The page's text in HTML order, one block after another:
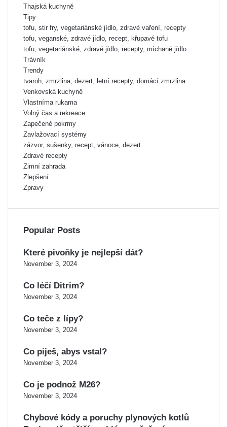
Thajská kuchyně
Tipy
tofu, stir fry, vegetariánské jídlo, zdravé vaření, recepty
tofu, veganské, zdravé jídlo, recept, křupavé tofu
tofu, vegetariánské, zdravé jídlo, recepty, míchané jídlo
Trávník
Trendy
tvaroh, zmrzlina, dezert, letní recepty, domácí zmrzlina
Venkovská kuchyně
Vlastníma rukama
Volný čas a rekreace
Zapečené pokrmy
Zavlažovací systémy
zázvor, sušenky, recept, vánoce, dezert
Zdravé recepty
Zimní zahrada
Zlepšení
Zpravy
Popular Posts
Které pivoňky je nejlepší dát?
November 3, 2024
Co léčí Ditrim?
November 3, 2024
Co teče z lípy?
November 3, 2024
Co piješ, abys vstal?
November 3, 2024
Co je podnož M26?
November 3, 2024
Chybové kódy a poruchy plynových kotlů